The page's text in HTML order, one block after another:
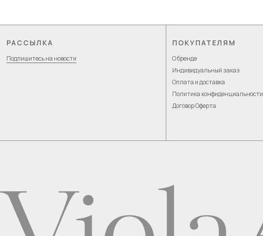
РАССЫЛКА
Подпишитесь на новости
ПОКУПАТЕЛЯМ
О бренде
Индивидуальный заказ
Оплата и доставка
Политика конфиденциальности
Договор Оферта